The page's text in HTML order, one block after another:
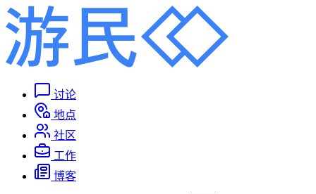
讨论
地点
社区
工作
博客